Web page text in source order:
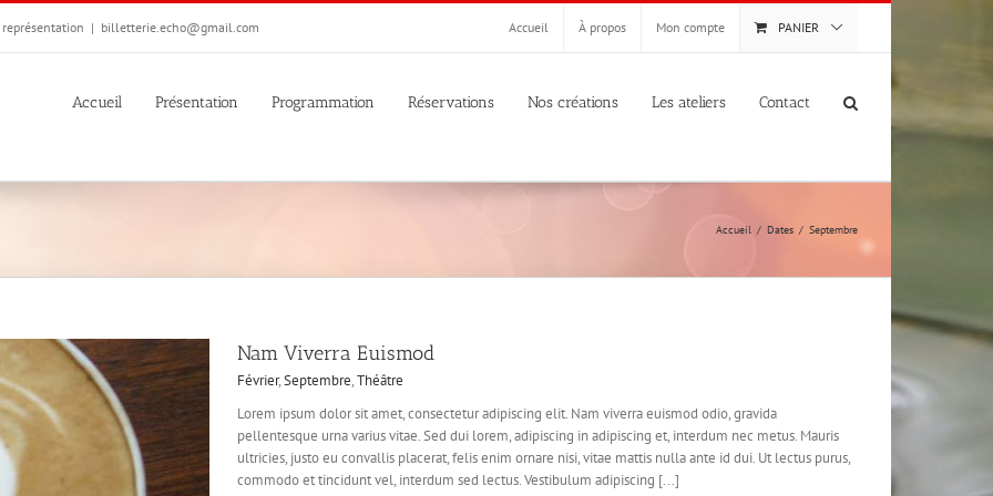
| billetterie.echo@gmail.com Accueil À propos Mon compte PANIER
Accueil Présentation Programmation Réservations Nos créations Les ateliers Contact
Accueil Dates Septembre
Nam Viverra Euismod
Février,Septembre,Théâtre
Lorem ipsum dolor sit amet, consectetur adipiscing elit. Nam viverra euismod odio, gravida
pellentesque urna varius vitae. Sed dui lorem, adipiscing in adipiscing et, interdum nec metus. Mauris
ultricies, justo eu convallis placerat, felis enim ornare nisi, vitae mattis nulla ante id dui. Ut lectus purus,
commodo et tincidunt vel, interdum sed lectus. Vestibulum adipiscing [...]